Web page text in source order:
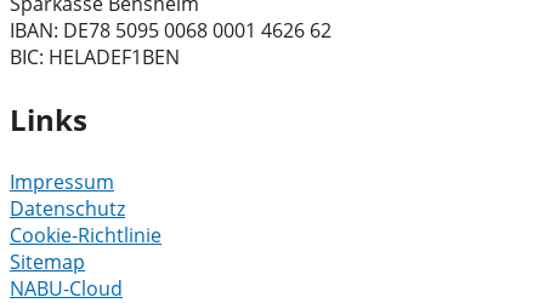
IBAN: DE78 5095 0068 0001 4626 62
BIC: HELADEF1BEN
Links
Impressum
Datenschutz
Cookie-Richtlinie
Sitemap
NABU-Cloud